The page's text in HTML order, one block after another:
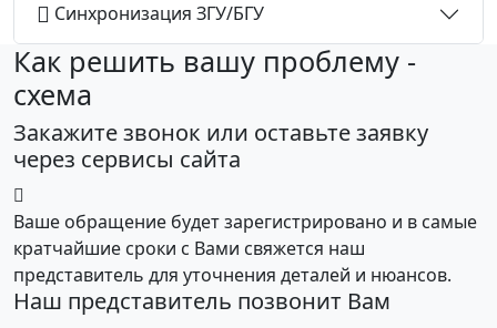
Синхронизация ЗГУ/БГУ
Как решить вашу проблему -
схема
Закажите звонок или оставьте заявку
через сервисы сайта
Ваше обращение будет зарегистрировано и в самые
кратчайшие сроки с Вами свяжется наш
представитель для уточнения деталей и нюансов.
Наш представитель позвонит Вам